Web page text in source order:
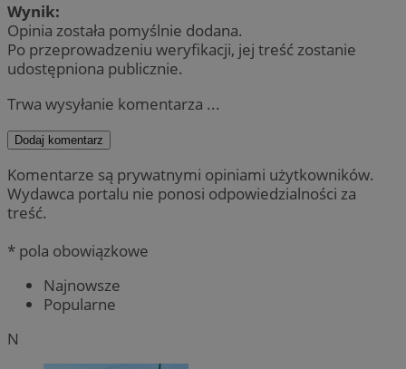
Wynik:
Opinia została pomyślnie dodana.
Po przeprowadzeniu weryfikacji, jej treść zostanie
udostępniona publicznie.
Trwa wysyłanie komentarza ...
Dodaj komentarz
Komentarze są prywatnymi opiniami użytkowników.
Wydawca portalu nie ponosi odpowiedzialności za
treść.
* pola obowiązkowe
Najnowsze
Popularne
N